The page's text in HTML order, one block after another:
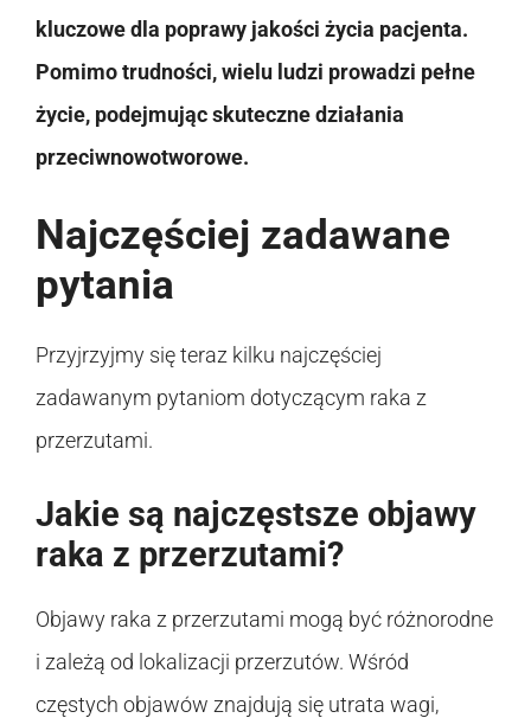
kluczowe dla poprawy jakości życia pacjenta.
Pomimo trudności, wielu ludzi prowadzi pełne
życie, podejmując skuteczne działania
przeciwnowotworowe.
Najczęściej zadawane
pytania
Przyjrzyjmy się teraz kilku najczęściej
zadawanym pytaniom dotyczącym raka z
przerzutami.
Jakie są najczęstsze objawy
raka z przerzutami?
Objawy raka z przerzutami mogą być różnorodne
i zależą od lokalizacji przerzutów. Wśród
częstych objawów znajdują się utrata wagi,